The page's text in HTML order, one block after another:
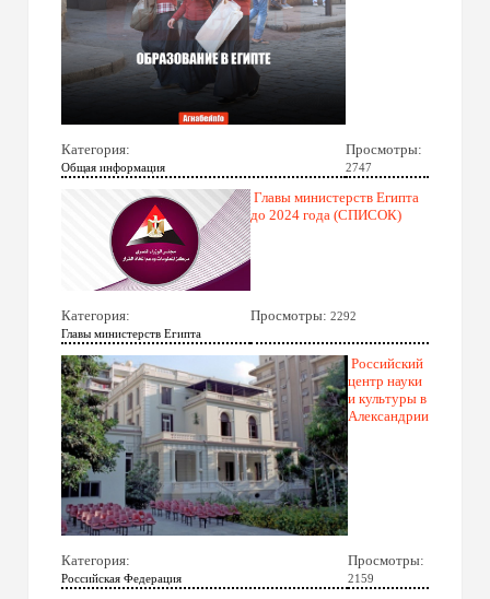
Категория:
Общая информация
Просмотры:
2747
Главы министерств Египта
до 2024 года (СПИСОК)
Категория:
Главы министерств Египта
Просмотры: 2292
Российский
центр науки
и культуры в
Александрии
Категория:
Российская Федерация
Просмотры:
2159